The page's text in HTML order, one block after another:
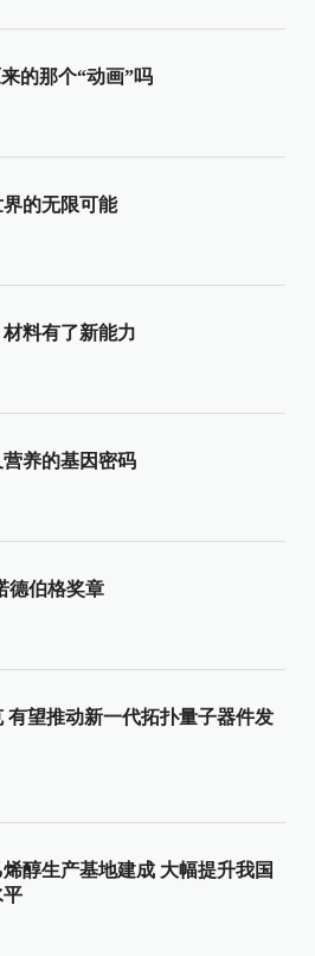
的那个“动画”吗
的无限可能
料有了新能力
养的基因密码
德伯格奖章
有望推动新一代拓扑量子器件发
醇生产基地建成 大幅提升我国
平